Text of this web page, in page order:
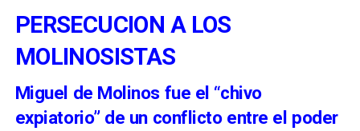
PERSECUCION A LOS
MOLINOSISTAS
Miguel de Molinos fue el “chivo
expiatorio” de un conflicto entre el poder